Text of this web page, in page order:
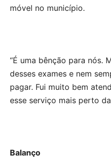
móvel no município.
“É uma bênção para nós.
desses exames e nem
pagar. Fui muito bem
esse serviço mais perto
Balanço